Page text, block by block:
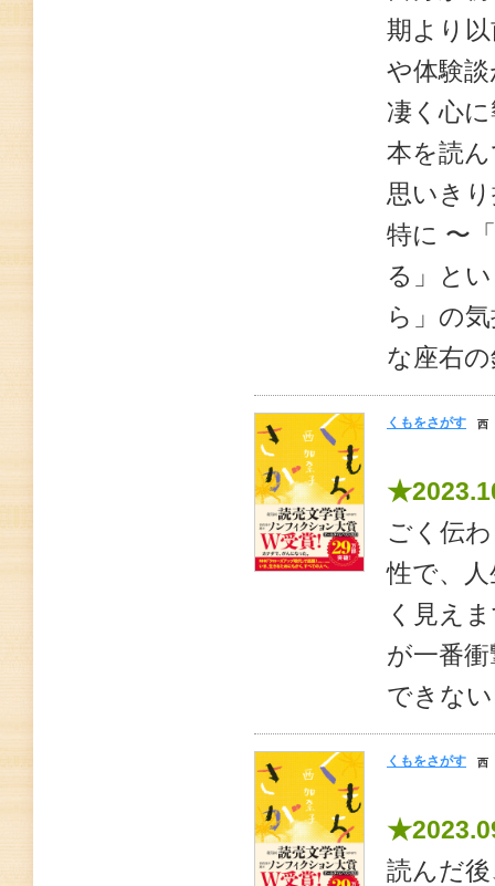
期より
や体験
凄く心
本を読
思いき
特に 〜
る」と
ら」の
な座右
くもをさがす 西
ごく伝
性で、
く見え
が一番
できな
くもをさがす 西
読んだ